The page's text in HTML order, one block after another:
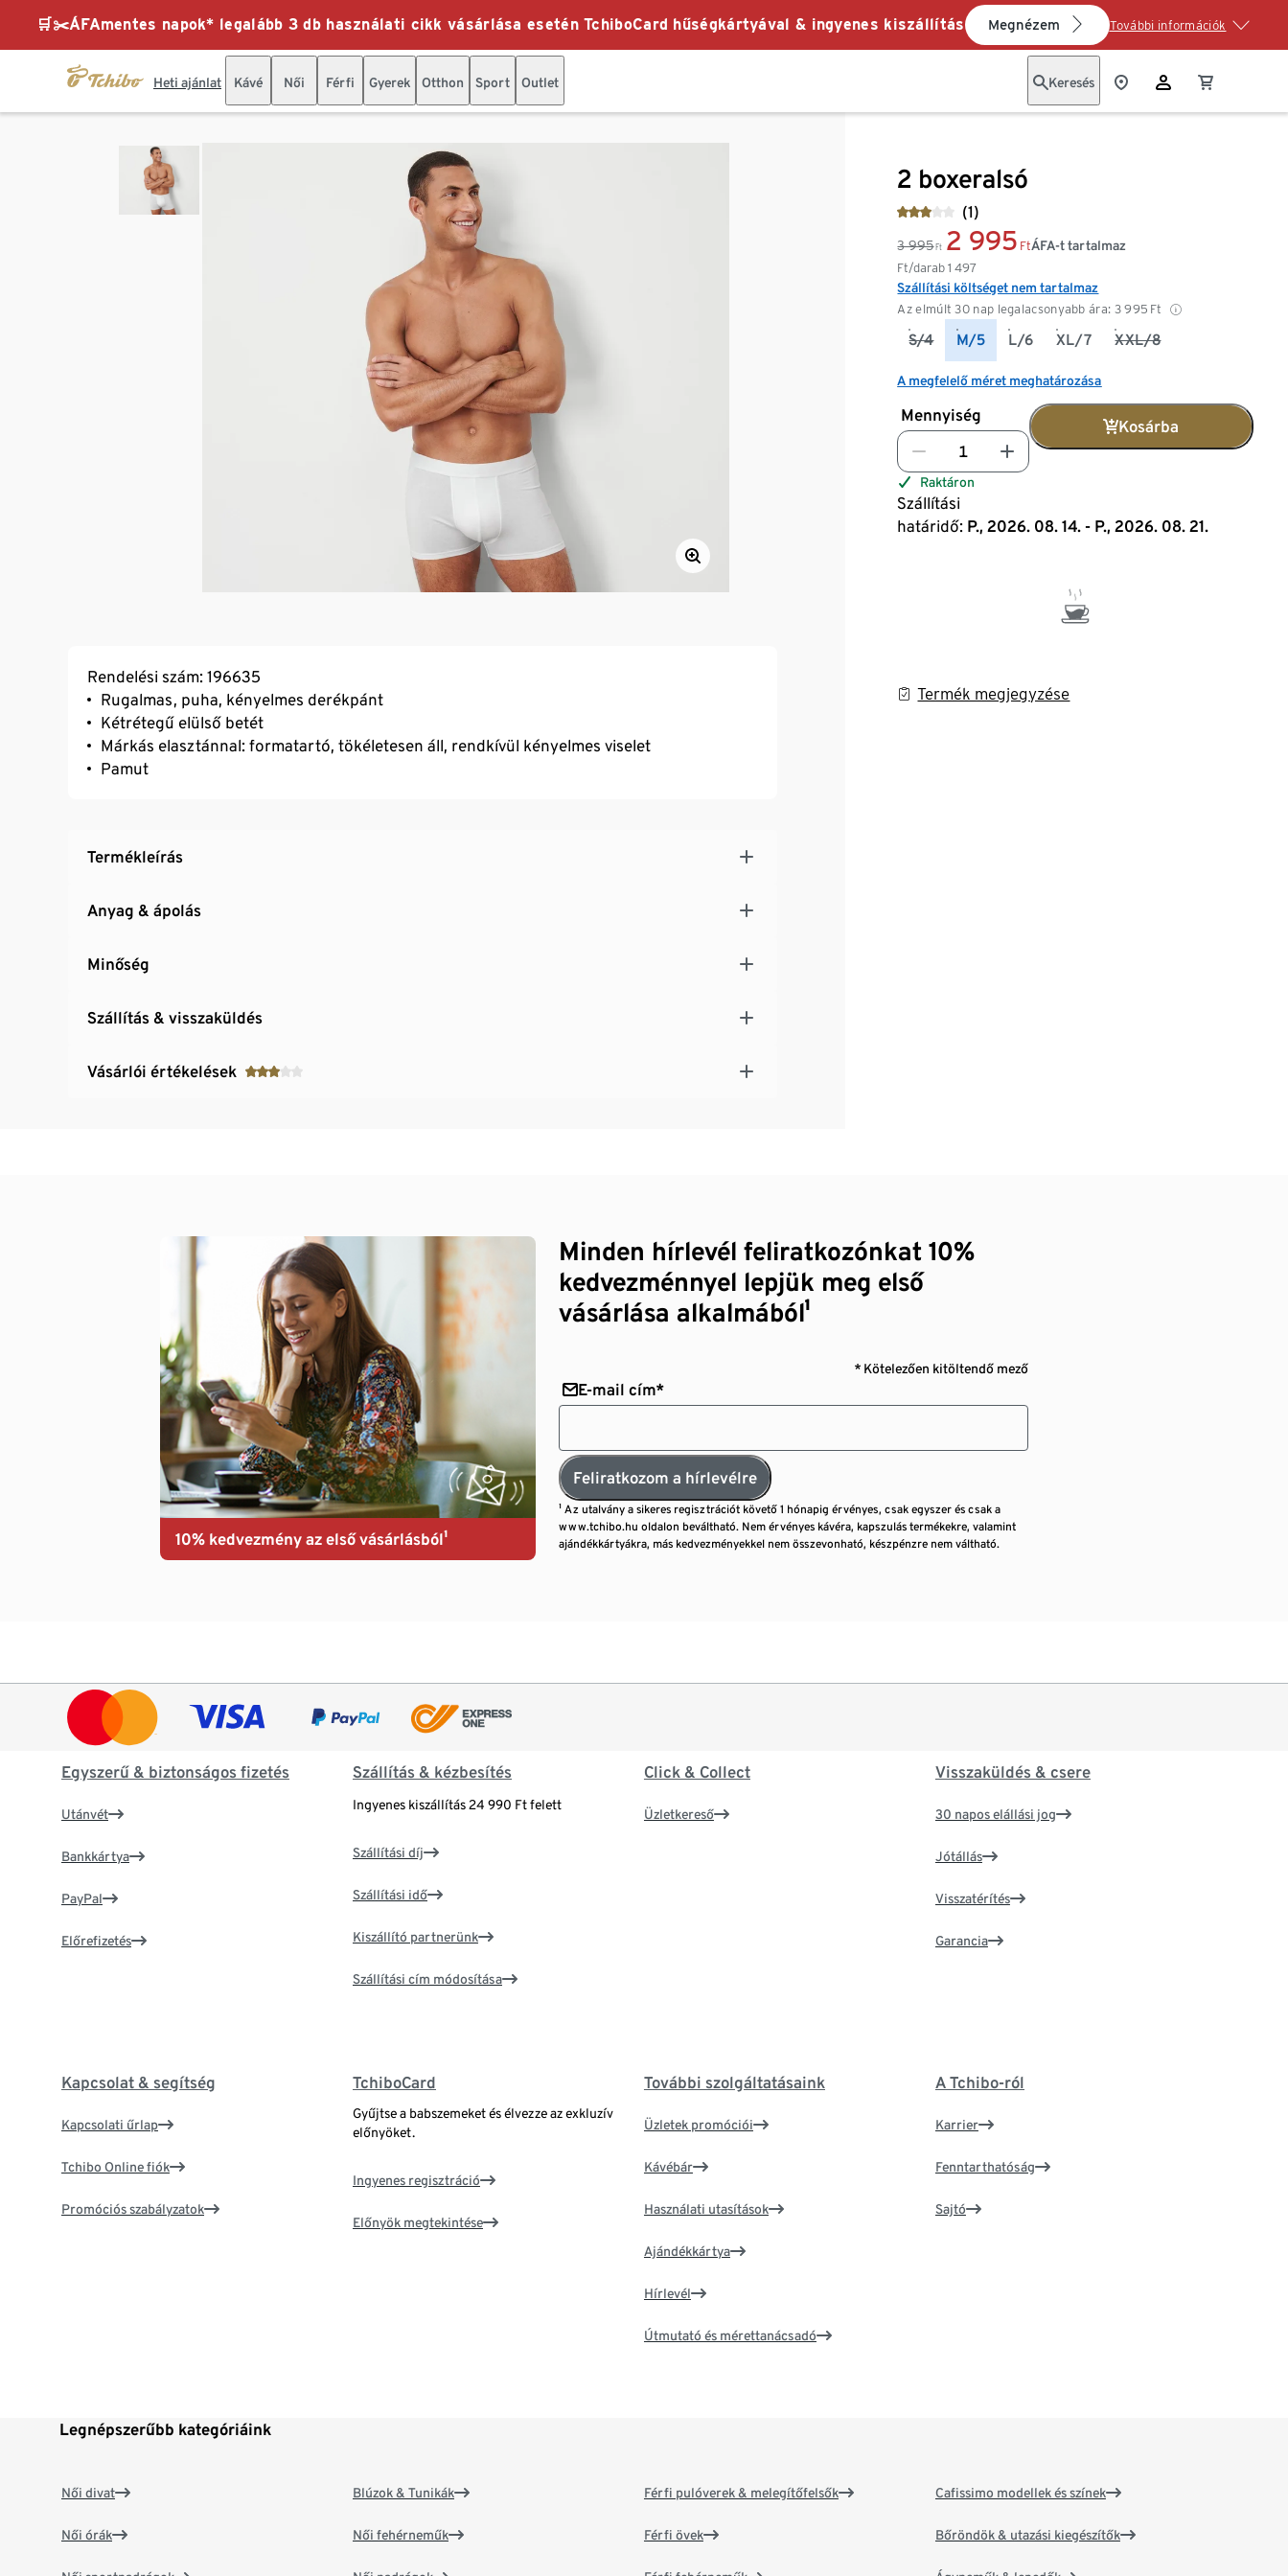
🛒✂️ÁFAmentes napok* legalább 3 db használati cikk vásárlása esetén TchiboCard hűségkártyával & ingyenes kiszállítás Megnézem További információk
Heti ajánlat Kávé Női Férfi Gyerek Otthon Sport Outlet Keresés
2 boxeralsó
(1)
3 995 Ft 2 995 Ft
Ft/darab1 497
Az elmúlt 30 nap legalacsonyabb ára: 3 995 Ft
ÁFA-t tartalmaz
Szállítási költséget nem tartalmaz
S/4 M/5 L/6 XL/7 XXL/8
A megfelelő méret meghatározása
Mennyiség
Kosárba
Raktáron
Szállítási
határidő: P., 2026. 08. 14. - P., 2026. 08. 21.
Termék megjegyzése
Rendelési szám: 196635
Rugalmas, puha, kényelmes derékpánt
Kétrétegű elülső betét
Márkás elasztánnal: formatartó, tökéletesen áll, rendkívül kényelmes viselet
Pamut
Termékleírás
Anyag & ápolás
Minőség
Szállítás & visszaküldés
Vásárlói értékelések
10% kedvezmény az első vásárlásból¹
Minden hírlevél feliratkozónkat 10%
kedvezménnyel lepjük meg első
vásárlása alkalmából¹
* Kötelezően kitöltendő mező
E-mail cím*
Feliratkozom a hírlevélre
¹ Az utalvány a sikeres regisztrációt követő 1 hónapig érvényes, csak egyszer és csak a
www.tchibo.hu oldalon beváltható. Nem érvényes kávéra, kapszulás termékekre, valamint
ajándékkártyákra, más kedvezményekkel nem összevonható, készpénzre nem váltható.
Egyszerű & biztonságos fizetés
Utánvét
Bankkártya
PayPal
Előrefizetés
Szállítás & kézbesítés
Ingyenes kiszállítás 24 990 Ft felett
Szállítási díj
Szállítási idő
Kiszállító partnerünk
Szállítási cím módosítása
Click & Collect
Üzletkereső
Visszaküldés & csere
30 napos elállási jog
Jótállás
Visszatérítés
Garancia
Kapcsolat & segítség
Kapcsolati űrlap
Tchibo Online fiók
Promóciós szabályzatok
TchiboCard
Gyűjtse a babszemeket és élvezze az exkluzív
előnyöket.
Ingyenes regisztráció
Előnyök megtekintése
További szolgáltatásaink
Üzletek promóciói
Kávébár
Használati utasítások
Ajándékkártya
Hírlevél
Útmutató és mérettanácsadó
A Tchibo-ról
Karrier
Fenntarthatóság
Sajtó
Legnépszerűbb kategóriáink
Női divat
Női órák
Blúzok & Tunikák
Női fehérneműk
Férfi pulóverek & melegítőfelsők
Férfi övek
Cafissimo modellek és színek
Bőröndök & utazási kiegészítők